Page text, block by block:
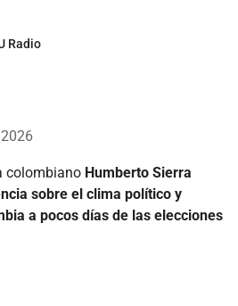
Radio
colombiano Humberto Sierra
sobre el clima político y
a pocos días de las elecciones